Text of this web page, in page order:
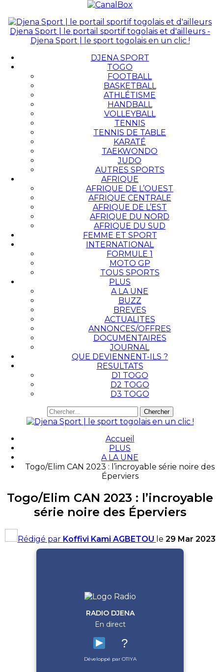
Djena Sport | le portail sportif togolais et d'ailleurs -
Djena Sport | le sport togolais en un clic !
DJENA SPORT
TOGO
FOOTBALL
BASKETBALL
ATHLÉTISME
HANDBALL
VOLLEYBALL
TENNIS
TENNIS DE TABLE
KARATÉ
TAEKWONDO
JUDO
AUTRES SPORTS
AFRIQUE
AFRIQUE DE L’OUEST
AFRIQUE CENTRALE
AFRIQUE DE L’EST
AFRIQUE DU NORD
AFRIQUE DU SUD
FEMME ET SPORT
INTERNATIONAL
FORMULE 1
MOTO GP
TOUS SPORTS
PLUS
A LA UNE
BUZZ
BREVES
ACTUALITES
ANNONCES/OFFRES
DOCUMENTAIRES
JOURNAL
QUE DEVIENNENT-ILS ?
RESULTATS
D1 TOGO
D2 TOGO
D3 TOGO
Accueil
PLUS
A LA UNE
Togo/Elim CAN 2023 : l’incroyable série noire des
Éperviers
Togo/Elim CAN 2023 : l’incroyable
série noire des Éperviers
Rédigé par Koffivi Kami AGBETOU le 29 Mar 2023
RADIO DJENA
En direct
?
Développé par OTIYA